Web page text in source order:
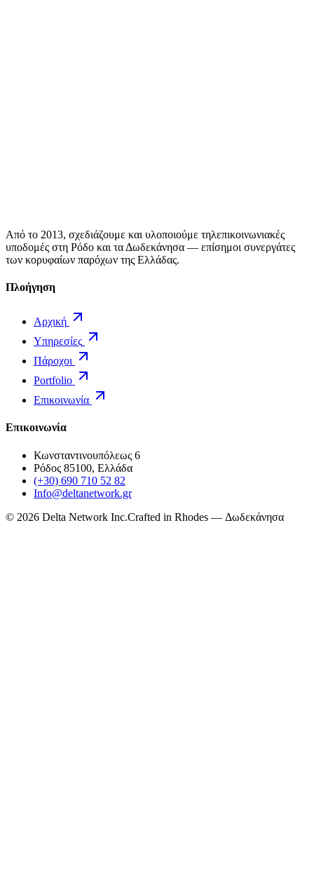
Από το 2013, σχεδιάζουμε και υλοποιούμε τηλεπικοινωνιακές
υποδομές στη Ρόδο και τα Δωδεκάνησα — επίσημοι συνεργάτες
των κορυφαίων παρόχων της Ελλάδας.
Πλοήγηση
Αρχική
Υπηρεσίες
Πάροχοι
Portfolio
Επικοινωνία
Επικοινωνία
Κωνσταντινουπόλεως 6
Ρόδος 85100, Ελλάδα
(+30) 690 710 52 82
Info@deltanetwork.gr
© 2026 Delta Network Inc.Crafted in Rhodes — Δωδεκάνησα